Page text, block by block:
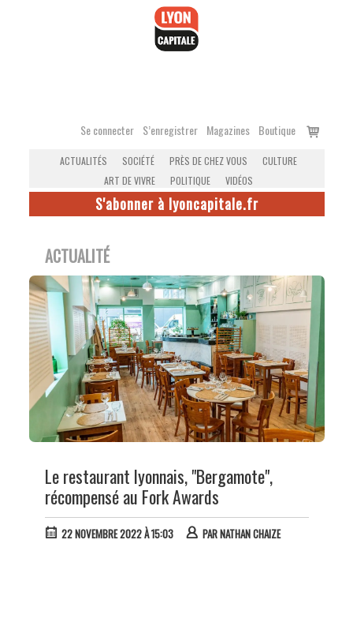
Se connecter S’enregistrer Magazines Boutique
Voir
ACTUALITÉS SOCIÉTÉ PRÈS DE CHEZ VOUS
CULTURE
ART DE VIVRE
POLITIQUE VIDÉOS
S'abonner à lyoncapitale.fr
ACTUALITÉ
Le restaurant lyonnais, "Bergamote",
récompensé au Fork Awards
22 NOVEMBRE 2022 À 15:03 PARNATHAN CHAIZE